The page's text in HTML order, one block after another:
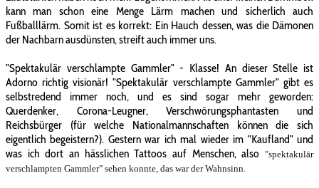
kann man schon eine Menge Lärm machen und sicherlich auch
Fußballlärm. Somit ist es korrekt: Ein Hauch dessen, was die Dämonen
der Nachbarn ausdünsten, streift auch immer uns.
"Spektakulär verschlampte Gammler" - Klasse! An dieser Stelle ist
Adorno richtig visionär! "Spektakulär verschlampte Gammler" gibt es
selbstredend immer noch, und es sind sogar mehr geworden:
Querdenker, Corona-Leugner, Verschwörungsphantasten und
Reichsbürger (für welche Nationalmannschaften können die sich
eigentlich begeistern?). Gestern war ich mal wieder im "Kaufland" und
was ich dort an hässlichen Tattoos auf Menschen, also "spektakulär
verschlampten Gammler" sehen konnte, das war der Wahnsinn.